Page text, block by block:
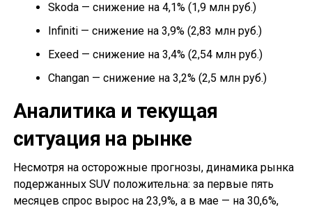
Skoda — снижение на 4,1% (1,9 млн руб.)
Infiniti — снижение на 3,9% (2,83 млн руб.)
Exeed — снижение на 3,4% (2,54 млн руб.)
Changan — снижение на 3,2% (2,5 млн руб.)
Аналитика и текущая
ситуация на рынке
Несмотря на осторожные прогнозы, динамика рынка
подержанных SUV положительна: за первые пять
месяцев спрос вырос на 23,9%, а в мае — на 30,6%,